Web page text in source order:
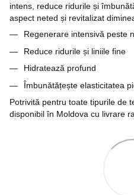
intens, reduce ridurile și
aspect neted și revitalizat
Regenerare intensivă peste
Reduce ridurile și liniile fine
Hidratează profund
Îmbunătățește elasticitatea
Potrivită pentru toate tipurile de
disponibil în Moldova cu livrare